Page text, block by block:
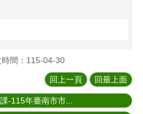
時間：115-04-30
回上一頁 回最上面
-115年臺南市市...